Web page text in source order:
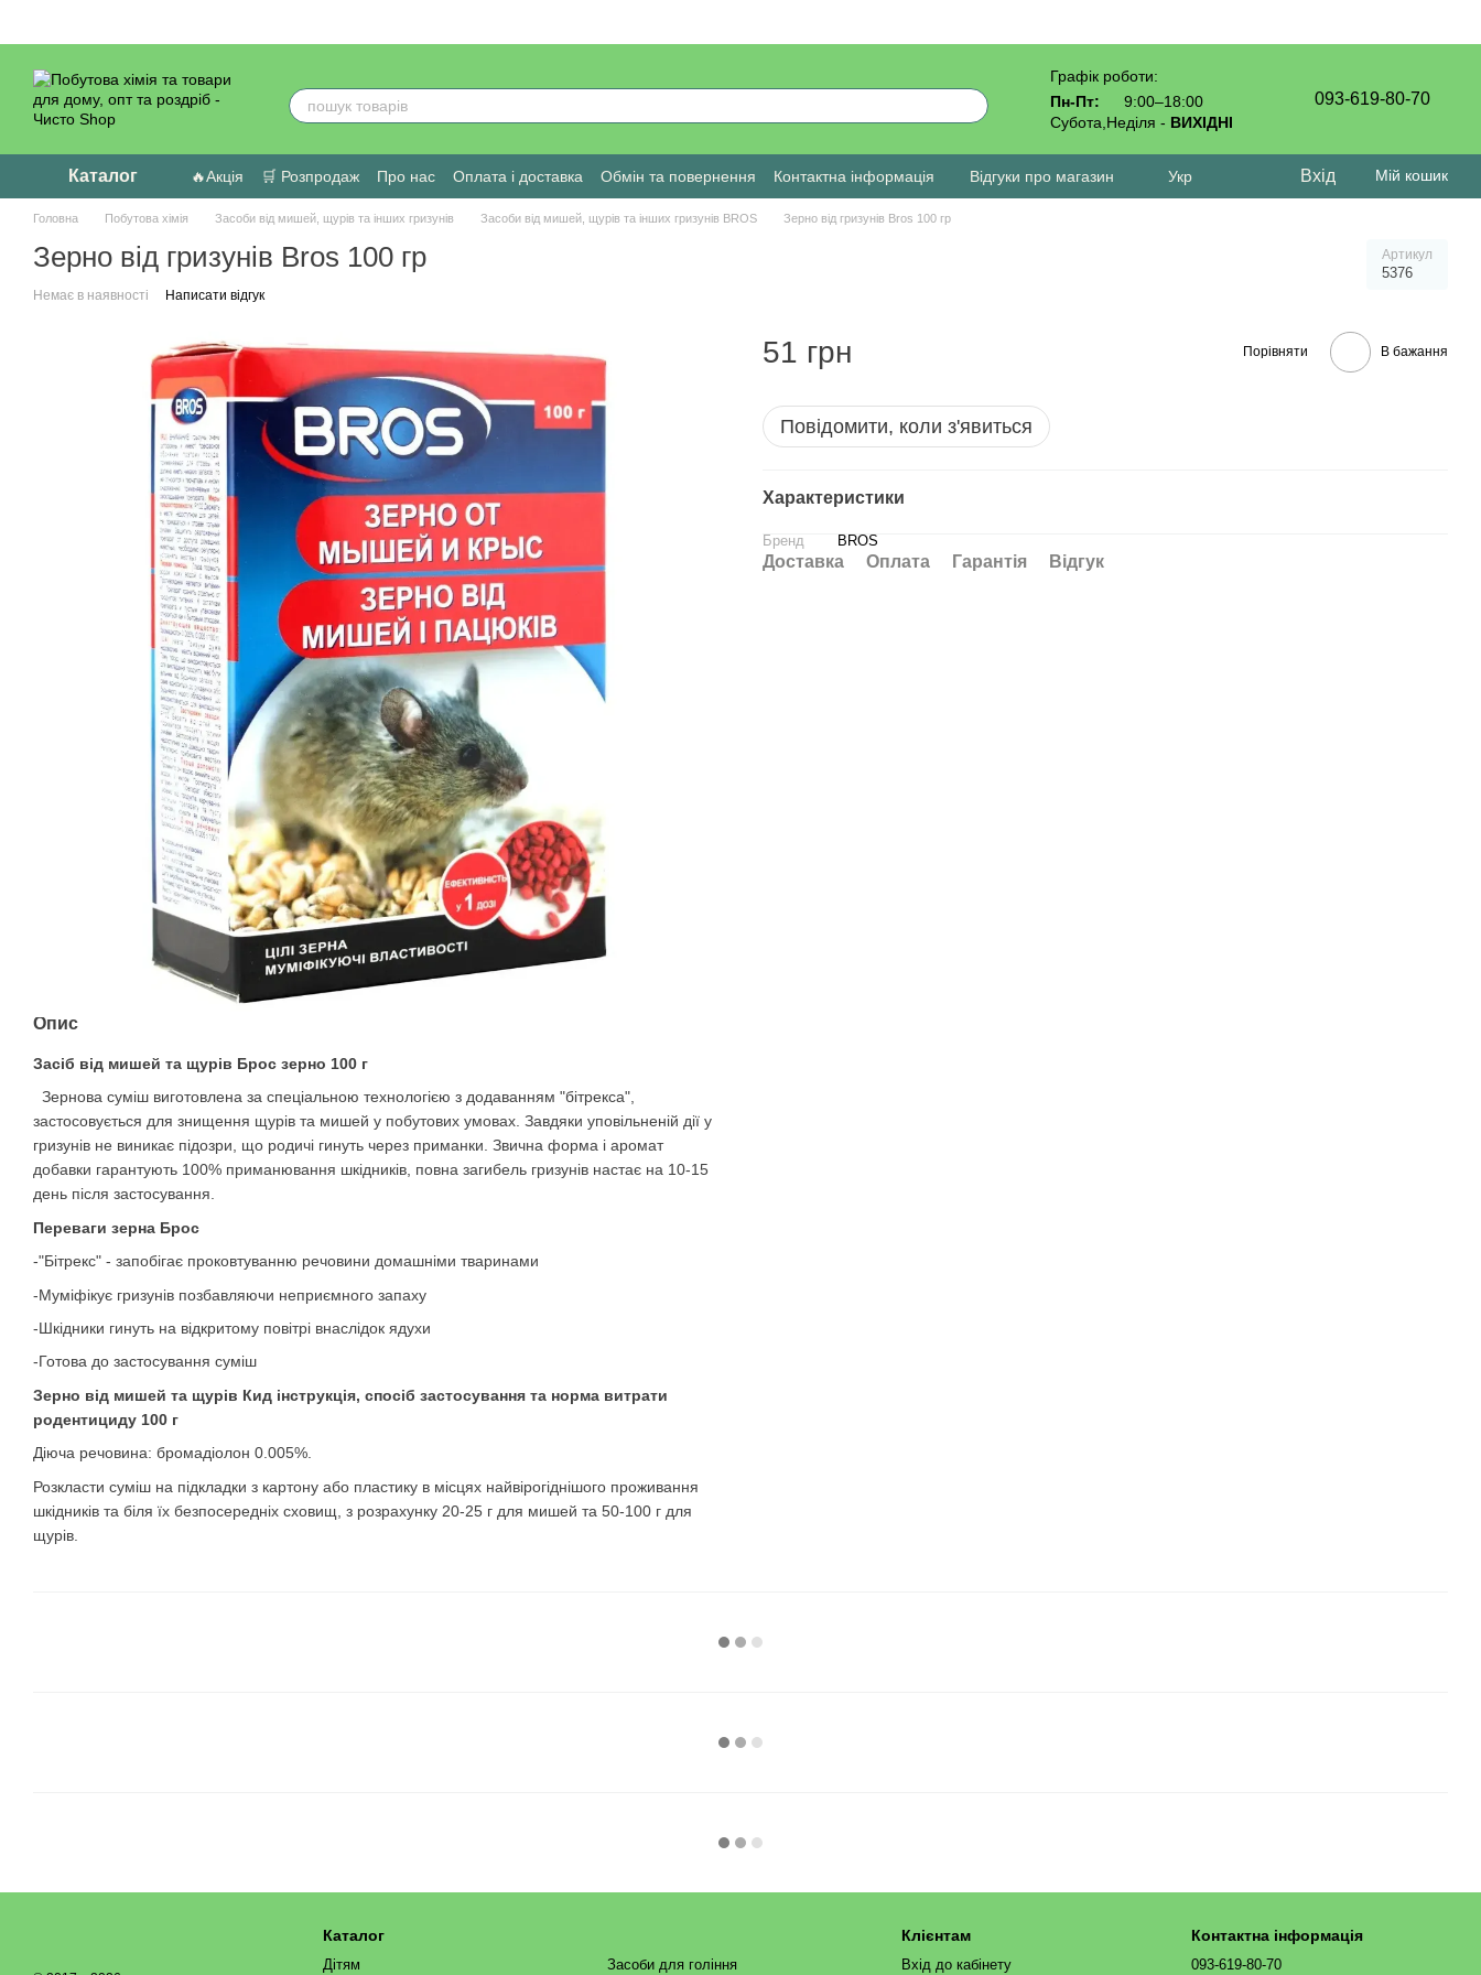
Графік роботи:
Пн-Пт:
9:00–18:00
Субота,Неділя - ВИХІДНІ
093-619-80-70
Каталог 🔥Акція 🛒 Розпродаж Про нас Оплата і доставка Обмін та повернення Контактна інформація Відгуки про магазин Укр Вхід Мій кошик
Головна Побутова хімія Засоби від мишей, щурів та інших гризунів Засоби від мишей, щурів та інших гризунів BROS Зерно від гризунів Bros 100 гр
Зерно від гризунів Bros 100 гр Артикул
5376
Немає в наявності Написати відгук
Опис
Засіб від мишей та щурів Брос зерно 100 г
Зернова суміш виготовлена за спеціальною технологією з додаванням "бітрекса",
застосовується для знищення щурів та мишей у побутових умовах. Завдяки уповільненій дії у
гризунів не виникає підозри, що родичі гинуть через приманки. Звична форма і аромат
добавки гарантують 100% приманювання шкідників, повна загибель гризунів настає на 10-15
день після застосування.
Переваги зерна Брос
-"Бітрекс" - запобігає проковтуванню речовини домашніми тваринами
-Муміфікує гризунів позбавляючи неприємного запаху
-Шкідники гинуть на відкритому повітрі внаслідок ядухи
-Готова до застосування суміш
Зерно від мишей та щурів Кид інструкція, спосіб застосування та норма витрати
родентициду 100 г
Діюча речовина: бромадіолон 0.005%.
Розкласти суміш на підкладки з картону або пластику в місцях найвірогіднішого проживання
шкідників та біля їх безпосередніх сховищ, з розрахунку 20-25 г для мишей та 50-100 г для
щурів.
51 грн Порівняти В бажання
Повідомити, коли з'явиться
Характеристики
Бренд BROS
Доставка Оплата Гарантія Відгук
Каталог
Дітям Засоби для гоління
Клієнтам
Вхід до кабінету
Контактна інформація
093-619-80-70